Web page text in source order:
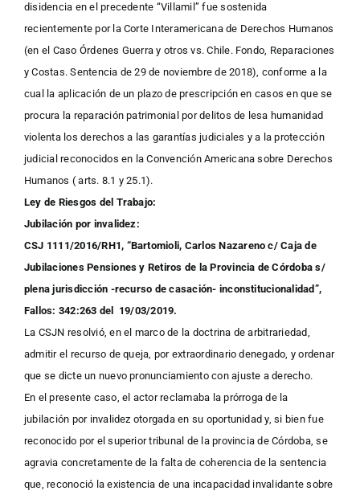
disidencia en el precedente “Villamil” fue sostenida
recientemente por la Corte Interamericana de Derechos Humanos
(en el Caso Órdenes Guerra y otros vs. Chile. Fondo, Reparaciones
y Costas. Sentencia de 29 de noviembre de 2018), conforme a la
cual la aplicación de un plazo de prescripción en casos en que se
procura la reparación patrimonial por delitos de lesa humanidad
violenta los derechos a las garantías judiciales y a la protección
judicial reconocidos en la Convención Americana sobre Derechos
Humanos ( arts. 8.1 y 25.1).
Ley de Riesgos del Trabajo:
Jubilación por invalidez:
CSJ 1111/2016/RH1, “Bartomioli, Carlos Nazareno c/ Caja de
Jubilaciones Pensiones y Retiros de la Provincia de Córdoba s/
plena jurisdicción -recurso de casación- inconstitucionalidad”,
Fallos: 342:263 del 19/03/2019.
La CSJN resolvió, en el marco de la doctrina de arbitrariedad,
admitir el recurso de queja, por extraordinario denegado, y ordenar
que se dicte un nuevo pronunciamiento con ajuste a derecho.
En el presente caso, el actor reclamaba la prórroga de la
jubilación por invalidez otorgada en su oportunidad y, si bien fue
reconocido por el superior tribunal de la provincia de Córdoba, se
agravia concretamente de la falta de coherencia de la sentencia
que, reconoció la existencia de una incapacidad invalidante sobre